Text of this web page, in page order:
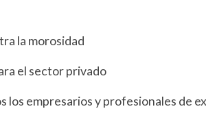
la morosidad
el sector privado
los empresarios y profesionales